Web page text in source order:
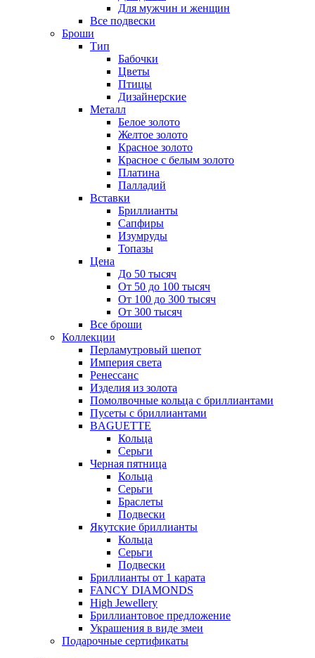
Для мужчин и женщин
Все подвески
Броши
Тип
Бабочки
Цветы
Птицы
Дизайнерские
Металл
Белое золото
Желтое золото
Красное золото
Красное с белым золото
Платина
Палладий
Вставки
Бриллианты
Сапфиры
Изумруды
Топазы
Цена
До 50 тысяч
От 50 до 100 тысяч
От 100 до 300 тысяч
От 300 тысяч
Все броши
Коллекции
Перламутровый шепот
Империя света
Ренессанс
Изделия из золота
Помолвочные кольца с бриллиантами
Пусеты с бриллиантами
BAGUETTE
Кольца
Серьги
Черная пятница
Кольца
Серьги
Браслеты
Подвески
Якутские бриллианты
Кольца
Серьги
Подвески
Бриллианты от 1 карата
FANCY DIAMONDS
High Jewellery
Бриллиантовое предложение
Украшения в виде змеи
Подарочные сертификаты